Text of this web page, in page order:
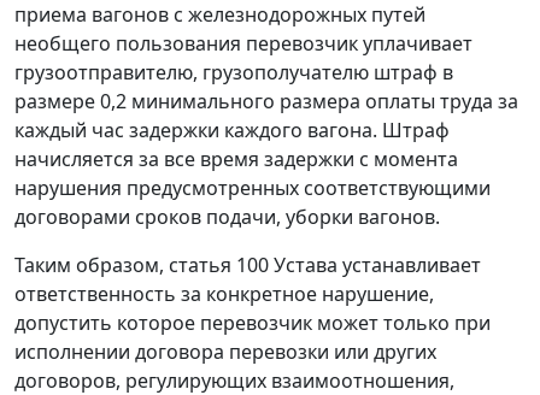
приема вагонов с железнодорожных путей
необщего пользования перевозчик уплачивает
грузоотправителю, грузополучателю штраф в
размере 0,2 минимального размера оплаты труда за
каждый час задержки каждого вагона. Штраф
начисляется за все время задержки с момента
нарушения предусмотренных соответствующими
договорами сроков подачи, уборки вагонов.
Таким образом, статья 100 Устава устанавливает
ответственность за конкретное нарушение,
допустить которое перевозчик может только при
исполнении договора перевозки или других
договоров, регулирующих взаимоотношения,